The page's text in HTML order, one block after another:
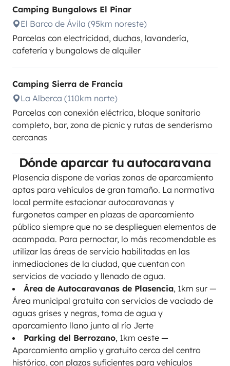
Camping Bungalows El Pinar
El Barco de Ávila (95km noreste)
Parcelas con electricidad, duchas, lavandería,
cafetería y bungalows de alquiler
Camping Sierra de Francia
La Alberca (110km norte)
Parcelas con conexión eléctrica, bloque sanitario
completo, bar, zona de picnic y rutas de senderismo
cercanas
Dónde aparcar tu autocaravana
Plasencia dispone de varias zonas de aparcamiento
aptas para vehículos de gran tamaño. La normativa
local permite estacionar autocaravanas y
furgonetas camper en plazas de aparcamiento
público siempre que no se desplieguen elementos de
acampada. Para pernoctar, lo más recomendable es
utilizar las áreas de servicio habilitadas en las
inmediaciones de la ciudad, que cuentan con
servicios de vaciado y llenado de agua.
Área de Autocaravanas de Plasencia, 1km sur —
Área municipal gratuita con servicios de vaciado de
aguas grises y negras, toma de agua y
aparcamiento llano junto al río Jerte
Parking del Berrozano, 1km oeste —
Aparcamiento amplio y gratuito cerca del centro
histórico, con plazas suficientes para vehículos